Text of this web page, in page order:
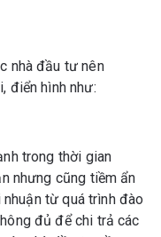
nhà đầu tư nên
điển hình như:
trong thời gian
nhưng cũng tiềm ẩn
từ quá trình đào
đủ để chi trả các